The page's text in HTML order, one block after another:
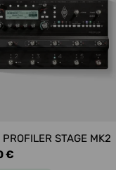
PROFILER STAGE MK2
€